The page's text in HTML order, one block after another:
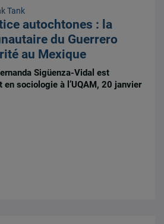
Tank
autochtones : la
du Guerrero
au Mexique
Sigüenza-Vidal est
en sociologie à l’UQAM, 20 janvier